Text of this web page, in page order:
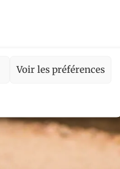
Voir les préférences